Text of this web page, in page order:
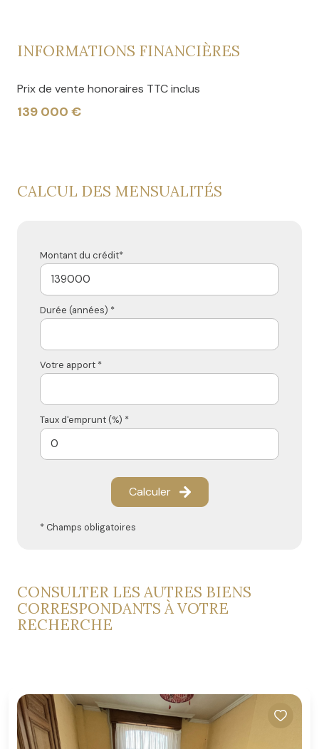
INFORMATIONS FINANCIÈRES
Prix de vente honoraires TTC inclus
139 000 €
CALCUL DES MENSUALITÉS
Montant du crédit*
Durée (années) *
Votre apport *
Taux d'emprunt (%) *
Calculer
* Champs obligatoires
CONSULTER LES AUTRES BIENS
CORRESPONDANTS À VOTRE
RECHERCHE